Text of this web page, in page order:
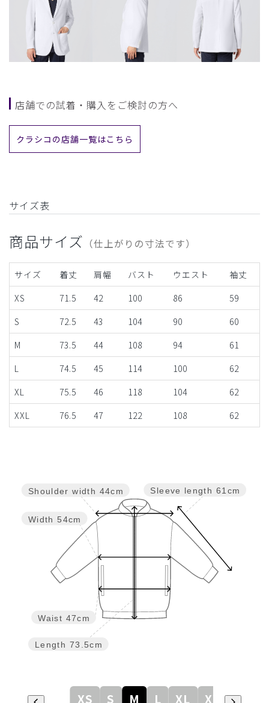
店舗での試着・購入をご検討の方へ
クラシコの店舗一覧はこちら
サイズ表
商品サイズ （仕上がりの寸法です）
サイズ 着丈 肩幅 バスト ウエスト
袖丈
XS
71.5 42 100 86
59
S
72.5 43 104 90
60
M
73.5 44 108 94
61
L
74.5 45 114 100
62
XL
75.5 46 118 104
62
XXL
76.5 47 122 108 62
Sleeve length 61cm
Length 73.5cm
Waist 47cm
Width 54cm
Shoulder width 44cm
XS S M L XL XXL